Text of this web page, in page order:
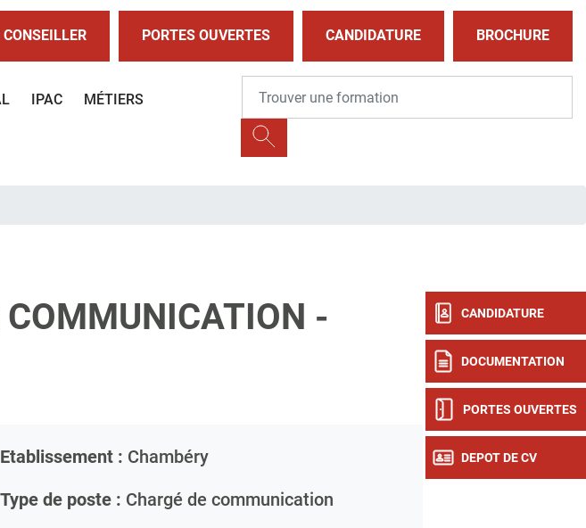
PORTES OUVERTES CANDIDATURE BROCHURE
IPAC MÉTIERS
CANDIDATURE
DOCUMENTATION
PORTES OUVERTES
DEPOT DE CV
COMMUNICATION -
Etablissement : Chambéry
Type de poste : Chargé de communication